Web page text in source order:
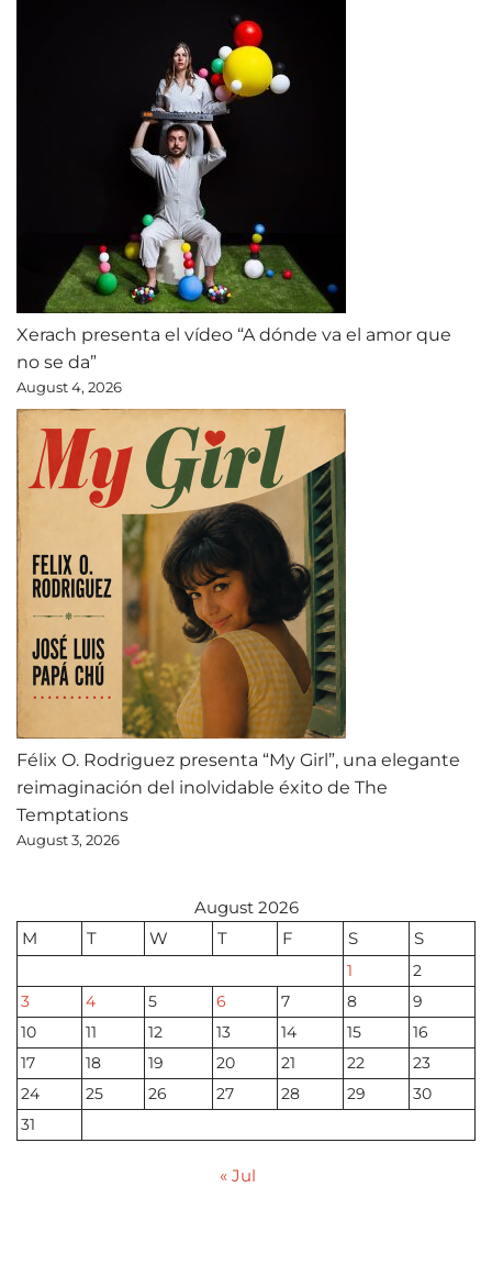
Xerach presenta el vídeo “A dónde va el amor que
no se da”
August 4, 2026
Félix O. Rodriguez presenta “My Girl”, una elegante
reimaginación del inolvidable éxito de The
Temptations
August 3, 2026
August 2026
M
T W T F S S
1
2
3
4 5 6 7 8
9
10
11 12 13 14 15
16
17
18 19 20 21 22
23
24
25 26 27 28 29
30
31
« Jul